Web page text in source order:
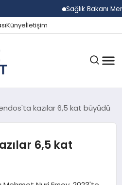
Sağlık Bakanı
Künyeİletişim
kazılar 6,5 kat büyüdü
6,5 kat